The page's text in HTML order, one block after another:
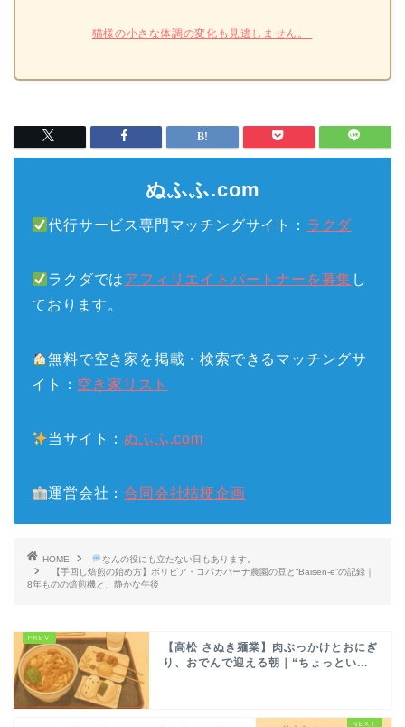
猫様の小さな体調の変化も見逃しません。
ぬふふ.com
代行サービス専門マッチングサイト： ラクダ
ラクダではアフィリエイトパートナーを募集 し
ております。
無料で空き家を掲載・検索できるマッチングサ
イト： 空き家リスト
当サイト：ぬふふ.com
運営会社：合同会社桔梗企画
HOME
なんの役にも立たない日もあります。
【手回し焙煎の始め方】ボリビア・コパカバーナ農園の豆と“Baisen-e”の記録｜
8年ものの焙煎機と、静かな午後
【高松 さぬき麺業】肉ぶっかけとおにぎ
り、おでんで迎える朝｜“ちょっとい...